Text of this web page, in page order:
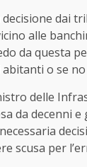
dai
alle
da questa
o se no
delle
da decenni
scusa per